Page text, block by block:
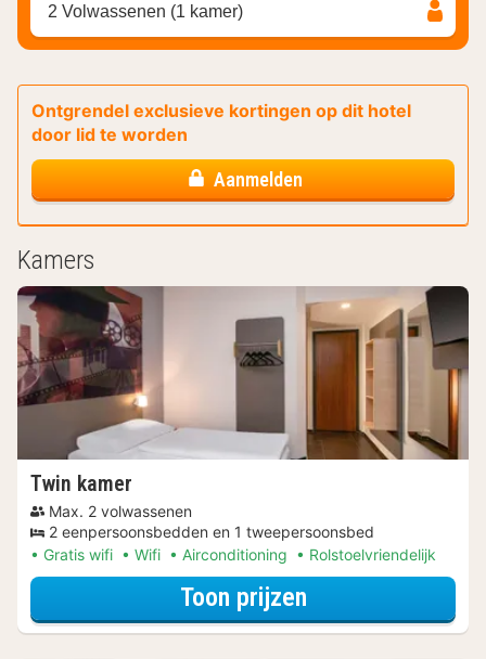
2 Volwassenen (1 kamer)
Ontgrendel exclusieve kortingen op dit hotel
door lid te worden
Aanmelden
Kamers
Twin kamer
Max. 2 volwassenen
2 eenpersoonsbedden en 1 tweepersoonsbed
Gratis wifi
Wifi Airconditioning Rolstoelvriendelijk
Toon prijzenvoor Beleef de